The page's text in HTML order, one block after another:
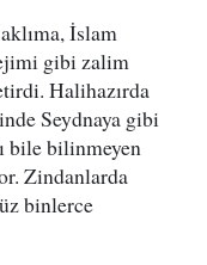
İslam
gibi zalim
Halihazırda
Seydnaya gibi
bile bilinmeyen
Zindanlarda
binlerce